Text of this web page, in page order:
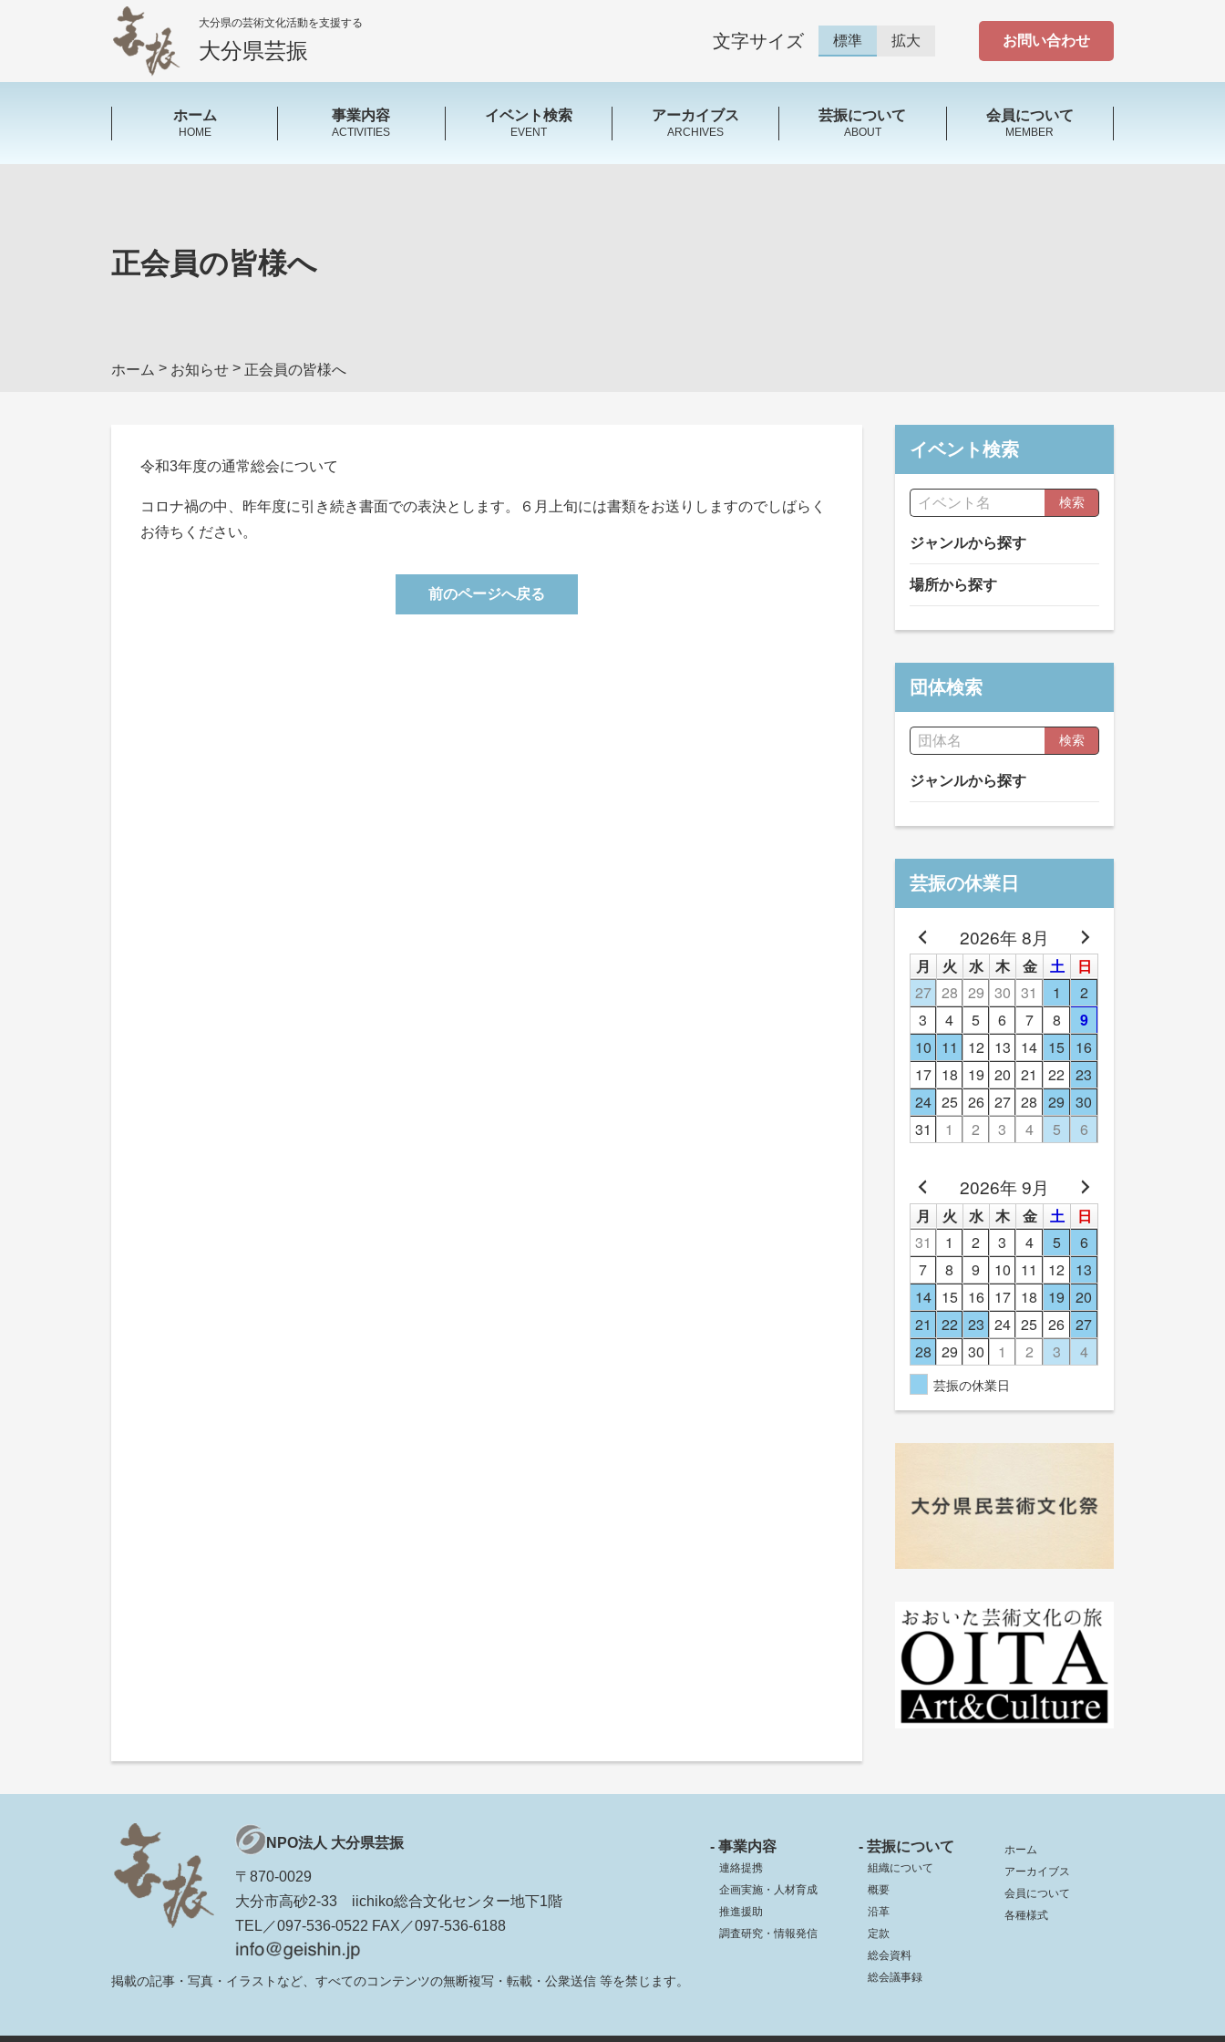
大分県の芸術文化活動を支援する
大分県芸振 文字サイズ 標準 拡大 お問い合わせ
ホーム
HOME
事業内容
ACTIVITIES
イベント検索
EVENT
アーカイブス
ARCHIVES
芸振について
ABOUT
会員について
MEMBER
正会員の皆様へ
ホーム > お知らせ > 正会員の皆様へ
令和3年度の通常総会について
コロナ禍の中、昨年度に引き続き書面での表決とします。６月上旬には書類をお送りしますのでしばらく
お待ちください。
前のページへ戻る
イベント検索
検索
ジャンルから探す
場所から探す
団体検索
検索
ジャンルから探す
芸振の休業日
2026年 8月
月 火 水 木 金 土
日
27 28 29 30 31 1
2
3
4 5 6 7 8
9
10 11 12 13 14 15 16
17 18 19 20 21 22 23
24 25 26 27 28 29 30
31
1 2 3 4 5 6
2026年 9月
月 火 水 木 金 土
日
31
1 2 3 4 5
6
7
8 9 10 11 12 13
14 15 16 17 18 19 20
21
22 23 24 25 26 27
28 29 30 1 2 3 4
芸振の休業日
NPO法人 大分県芸振
〒870-0029
大分市高砂2-33 iichiko総合文化センター地下1階
TEL／097-536-0522 FAX／097-536-6188
掲載の記事・写真・イラストなど、すべてのコンテンツの無断複写・転載・公衆送信 等を禁じます。
- 事業内容
連絡提携
企画実施・人材育成
推進援助
調査研究・情報発信
- 芸振について
組織について
概要
沿革
定款
総会資料
総会議事録
ホーム
アーカイブス
会員について
各種様式